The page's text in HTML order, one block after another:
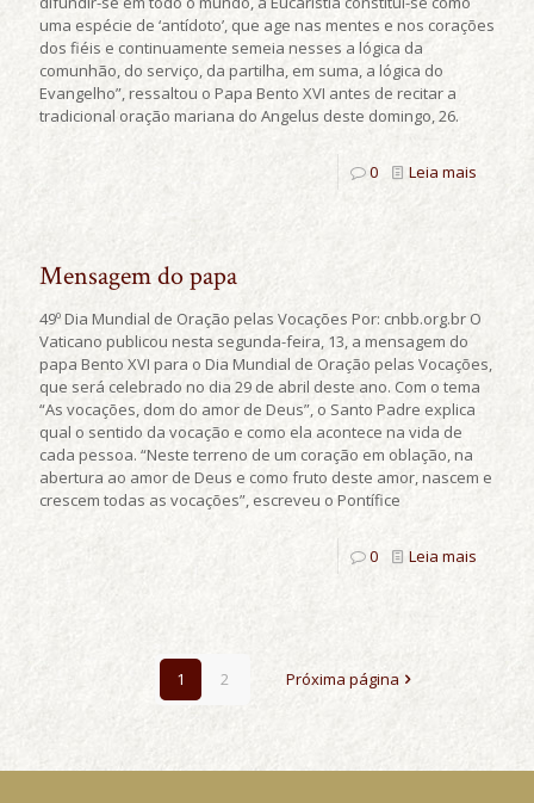
uma espécie de ‘antídoto’, que age nas mentes e nos corações
dos fiéis e continuamente semeia nesses a lógica da
comunhão, do serviço, da partilha, em suma, a lógica do
Evangelho”, ressaltou o Papa Bento XVI antes de recitar a
tradicional oração mariana do Angelus deste domingo, 26.
0 Leia mais
Mensagem do papa
49º Dia Mundial de Oração pelas Vocações Por: cnbb.org.br O
Vaticano publicou nesta segunda-feira, 13, a mensagem do
papa Bento XVI para o Dia Mundial de Oração pelas Vocações,
que será celebrado no dia 29 de abril deste ano. Com o tema
“As vocações, dom do amor de Deus”, o Santo Padre explica
qual o sentido da vocação e como ela acontece na vida de
cada pessoa. “Neste terreno de um coração em oblação, na
abertura ao amor de Deus e como fruto deste amor, nascem e
crescem todas as vocações”, escreveu o Pontífice
0 Leia mais
1 2 Próxima página